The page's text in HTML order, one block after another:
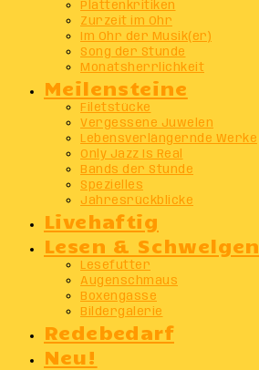
Plattenkritiken
Zurzeit im Ohr
Im Ohr der Musik(er)
Song der Stunde
Monatsherrlichkeit
Meilensteine
Filetstücke
Vergessene Juwelen
Lebensverlängernde Werke
Only Jazz Is Real
Bands der Stunde
Spezielles
Jahresrückblicke
Livehaftig
Lesen & Schwelgen
Lesefutter
Augenschmaus
Boxengasse
Bildergalerie
Redebedarf
Neu!